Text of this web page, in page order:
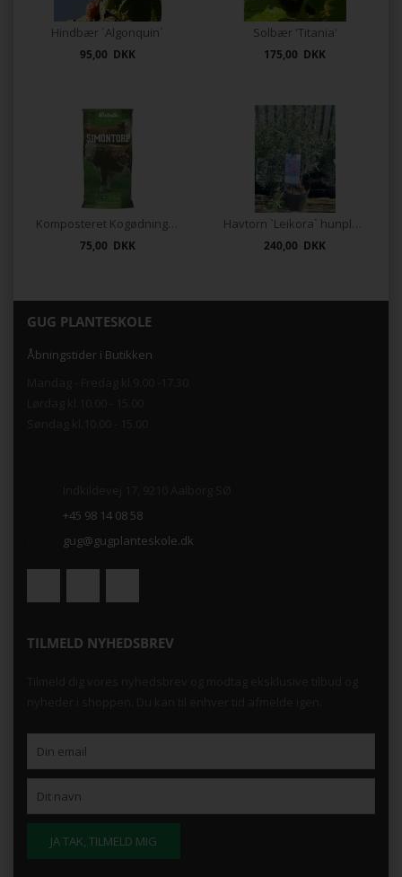
Hindbær `Algonquin`
95,00 DKK
Solbær 'Titania'
175,00 DKK
75,00 DKK 240,00 DKK
GUG PLANTESKOLE
Åbningstider i Butikken
+45 98 14 08 58
gug@gugplanteskole.dk
TILMELD NYHEDSBREV